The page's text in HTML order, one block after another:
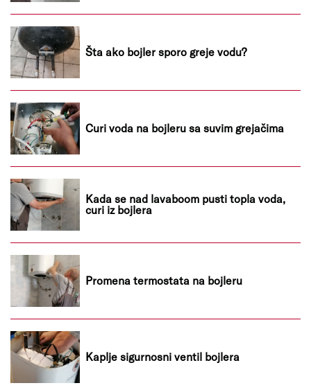
Šta ako bojler sporo greje vodu?
Curi voda na bojleru sa suvim grejačima
Kada se nad lavaboom pusti topla voda,
curi iz bojlera
Promena termostata na bojleru
Kaplje sigurnosni ventil bojlera